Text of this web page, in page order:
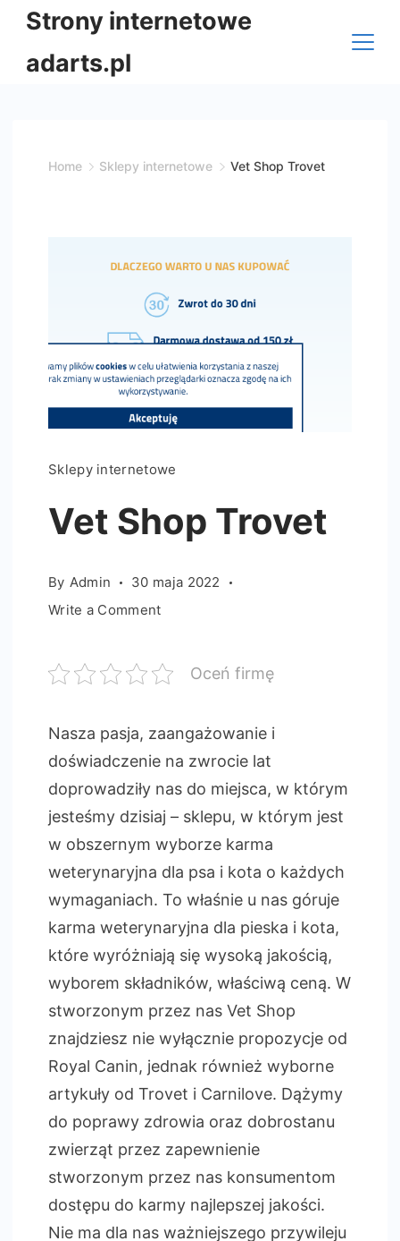
Skip
content
Strony internetowe
adarts.pl
Home Sklepy internetowe Vet Shop Trovet
Sklepy internetowe
Vet Shop Trovet
By Admin
30 maja 2022
Write a Commenton
TrovetOceń firmę
Nasza pasja, zaangażowanie i
doświadczenie na zwrocie lat
doprowadziły nas do miejsca, w którym
jesteśmy dzisiaj – sklepu, w którym jest
w obszernym wyborze karma
weterynaryjna dla psa i kota o każdych
wymaganiach. To właśnie u nas góruje
karma weterynaryjna dla pieska i kota,
które wyróżniają się wysoką jakością,
wyborem składników, właściwą ceną. W
stworzonym przez nas Vet Shop
znajdziesz nie wyłącznie propozycje od
Royal Canin, jednak również wyborne
artykuły od Trovet i Carnilove. Dążymy
do poprawy zdrowia oraz dobrostanu
zwierząt przez zapewnienie
stworzonym przez nas konsumentom
dostępu do karmy najlepszej jakości.
Nie ma dla nas ważniejszego przywileju